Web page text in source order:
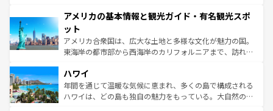
ンツ一覧を参照してほしい。
の建物がそのまま残る町や、スイスならではのユニークな
博物館もあり、アルプス観光だけでなく町歩きも満喫する
ことができる。国民の所得が高いため物価も高いが、旅行
者向けの交通パス提供のサービスもあり、うまく活用すれ
着のスイス情報は
アメリカの基本情報と観光ガイド・有名観光スポ
ット
アメリカ合衆国は、広大な土地と多様な文化が魅力の国。
東海岸の都市部から西海岸のカリフォルニアまで、訪れる
のような巨大都市は、観光、ショッピング、エンターテイ
ンメントが詰まった刺激的なスポットだ。一方、アメリカ
西部には大自然が広がり、グランドキャニオンやイエロー
ハワイ
年間を通じて温暖な気候に恵まれ、多くの島で構成される
ハワイは、どの島も独自の魅力をもっている。大自然の神